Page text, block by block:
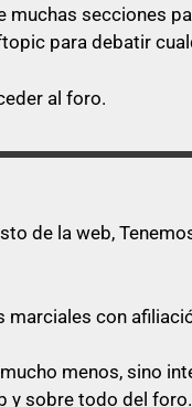
libre desecciones
para debatir
al foro.
de la web,
con
menos, sino
y sobre todo del foro.